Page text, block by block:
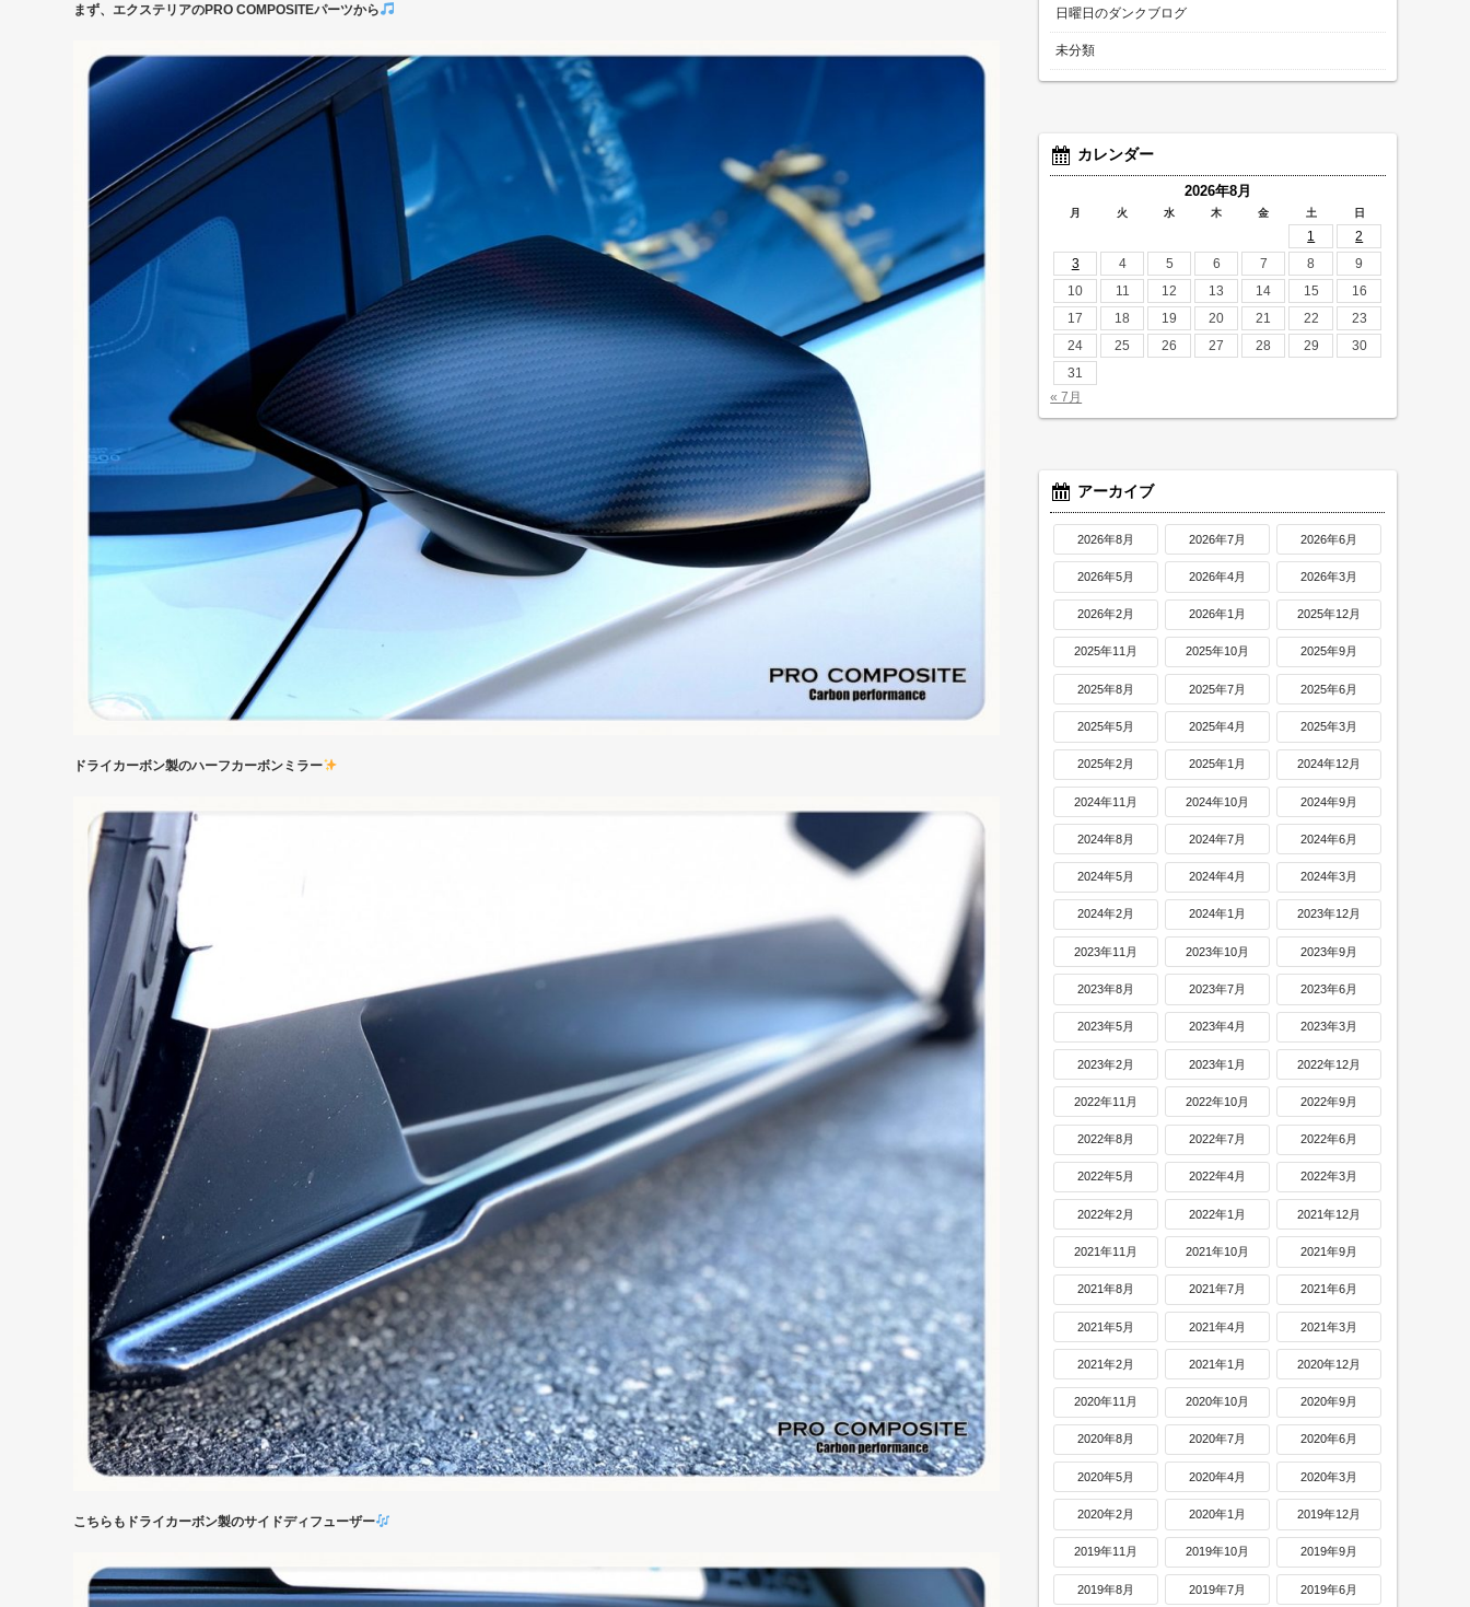
まず、エクステリアのPRO COMPOSITEパーツから
ドライカーボン製のハーフカーボンミラー
こちらもドライカーボン製のサイドディフューザー
日曜日のダンクブログ
未分類
カレンダー
2026年8月
月 火 水 木 金 土 日
1
2
3
4 5 6 7 8
9
10
11 12 13 14 15
16
17
18 19 20 21 22
23
24
25 26 27 28 29
30
31
« 7月
アーカイブ
2026年8月 2026年7月 2026年6月
2026年5月 2026年4月 2026年3月
2026年2月 2026年1月 2025年12月
2025年11月 2025年10月 2025年9月
2025年8月 2025年7月 2025年6月
2025年5月 2025年4月 2025年3月
2025年2月 2025年1月 2024年12月
2024年11月 2024年10月 2024年9月
2024年8月 2024年7月 2024年6月
2024年5月 2024年4月 2024年3月
2024年2月 2024年1月 2023年12月
2023年11月 2023年10月 2023年9月
2023年8月 2023年7月 2023年6月
2023年5月 2023年4月 2023年3月
2023年2月 2023年1月 2022年12月
2022年11月 2022年10月 2022年9月
2022年8月 2022年7月 2022年6月
2022年5月 2022年4月 2022年3月
2022年2月 2022年1月 2021年12月
2021年11月 2021年10月 2021年9月
2021年8月 2021年7月 2021年6月
2021年5月 2021年4月 2021年3月
2021年2月 2021年1月 2020年12月
2020年11月 2020年10月 2020年9月
2020年8月 2020年7月 2020年6月
2020年5月 2020年4月 2020年3月
2020年2月 2020年1月 2019年12月
2019年11月 2019年10月 2019年9月
2019年8月 2019年7月 2019年6月